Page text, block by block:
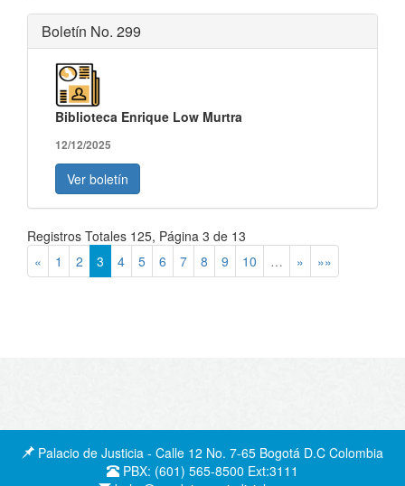
Boletín No. 299
Biblioteca Enrique Low Murtra
12/12/2025
Ver boletín
Registros Totales 125, Página 3 de 13
«
1 2 3 4 5 6 7 8 9 10 … » »»
Palacio de Justicia - Calle 12 No. 7-65 Bogotá D.C Colombia
PBX: (601) 565-8500 Ext:3111